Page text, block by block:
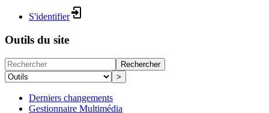
S'identifier
Outils du site
Rechercher
>
Derniers changements
Gestionnaire Multimédia